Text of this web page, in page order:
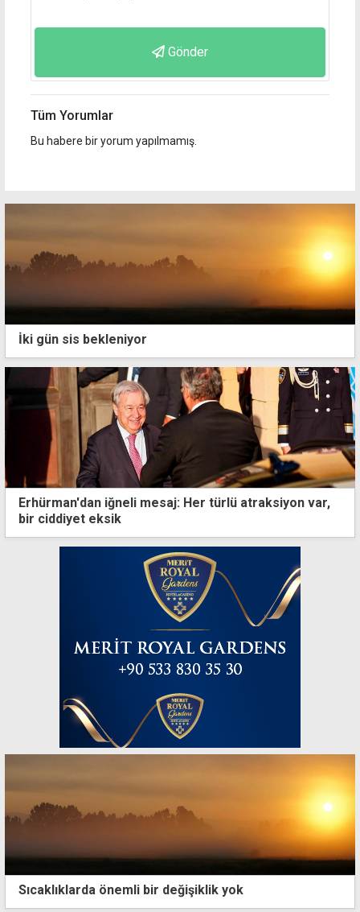
Gönder
Tüm Yorumlar
Bu habere bir yorum yapılmamış.
İki gün sis bekleniyor
Erhürman'dan iğneli mesaj: Her türlü atraksiyon var,
bir ciddiyet eksik
Sıcaklıklarda önemli bir değişiklik yok